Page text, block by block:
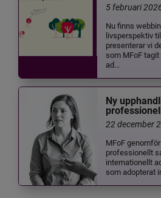
5 februari
Nu finns
livsperspektiv
presenterar vi
som MFoF
ad...
Ny
22 december
MFoF
professionellt
internationellt
som adopterat